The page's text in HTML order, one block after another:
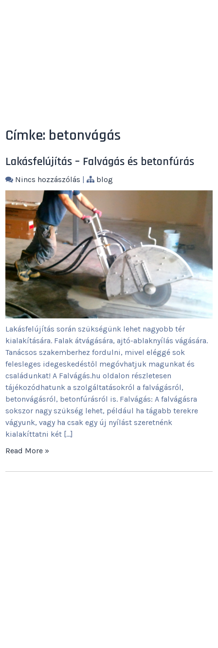
Címke: betonvágás
Lakásfelújítás – Falvágás és betonfúrás
Nincs hozzászólás | blog
Lakásfelújítás során szükségünk lehet nagyobb tér
kialakítására. Falak átvágására, ajtó-ablaknyílás vágására.
Tanácsos szakemberhez fordulni, mivel eléggé sok
felesleges idegeskedéstől megóvhatjuk magunkat és
családunkat! A Falvágás.hu oldalon részletesen
tájékozódhatunk a szolgáltatásokról a falvágásról,
betonvágásról, betonfúrásról is. Falvágás: A falvágásra
sokszor nagy szükség lehet, például ha tágabb terekre
vágyunk, vagy ha csak egy új nyílást szeretnénk
kialakíttatni két […]
Read More »